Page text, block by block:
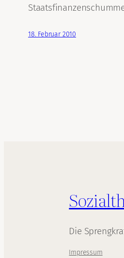
18. Februar 2010
Die
Impressum